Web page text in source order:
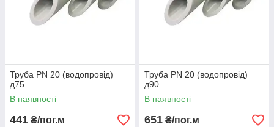
Труба PN 20 (водопровід)
д75
В наявності
441 ₴/пог.м
Труба PN 20 (водопровід)
д90
В наявності
651 ₴/пог.м